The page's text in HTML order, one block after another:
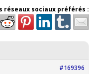
réseaux sociaux préférés :
#169396